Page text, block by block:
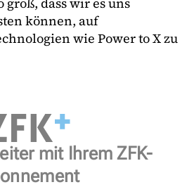
können, auf
wie Power to X zu
mit Ihrem ZFK-